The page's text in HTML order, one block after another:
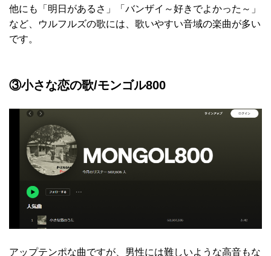
他にも「明日があるさ」「バンザイ～好きでよかった～」
など、ウルフルズの歌には、歌いやすい音域の楽曲が多い
です。
③小さな恋の歌/モンゴル800
アップテンポな曲ですが、男性には難しいような高音もな